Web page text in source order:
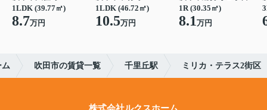
1LDK (39.77㎡)
8.7万円
1LDK (46.72㎡)
10.5万円
1R (30.35㎡)
8.1万円
ム 吹田市の賃貸一覧 千里丘駅 ミリカ・テラス2街区